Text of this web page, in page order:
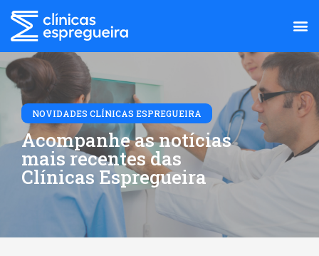
NOVIDADES CLÍNICAS ESPREGUEIRA
Acompanhe as notícias
mais recentes das
Clínicas Espregueira